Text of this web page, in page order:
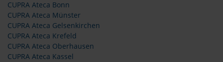
CUPRA Ateca Bonn
CUPRA Ateca Münster
CUPRA Ateca Gelsenkirchen
CUPRA Ateca Krefeld
CUPRA Ateca Oberhausen
CUPRA Ateca Kassel